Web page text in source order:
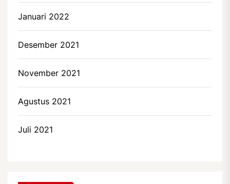
Januari 2022
Desember 2021
November 2021
Agustus 2021
Juli 2021